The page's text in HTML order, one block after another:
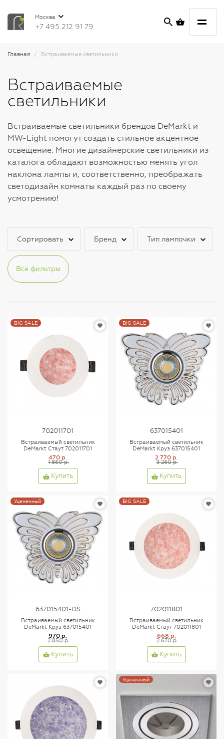
Москва
+7 495 212 91 79
Главная Встраиваемые светильники
Встраиваемые
светильники
Встраиваемые светильники брендов DeMarkt и
MW-Light помогут создать стильное акцентное
освещение. Многие дизайнерские светильники из
каталога обладают возможностью менять угол
наклона лампы и, соответственно, преображать
светодизайн комнаты каждый раз по своему
усмотрению!
Сортировать Бренд Тип лампочки
Все фильтры
BIG SALE
702011701
Встраиваемый светильник
DeMarkt Стаут 702011701
470 р.
1 860 р.
Купить
BIG SALE
637015401
Встраиваемый светильник
DeMarkt Круз 637015401
2 770 р.
3 260 р.
Купить
Уцененный
637015401-DS
Встраиваемый светильник
DeMarkt Круз 637015401
970 р.
2 850 р.
Купить
BIG SALE
702011801
Встраиваемый светильник
DeMarkt Стаут 702011801
668 р.
2 670 р.
Купить
Уцененный